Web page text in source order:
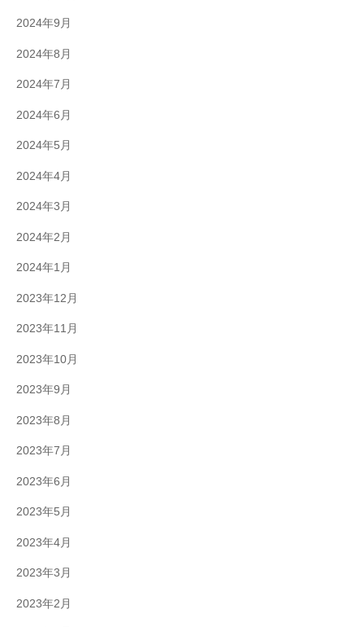
2024年9月
2024年8月
2024年7月
2024年6月
2024年5月
2024年4月
2024年3月
2024年2月
2024年1月
2023年12月
2023年11月
2023年10月
2023年9月
2023年8月
2023年7月
2023年6月
2023年5月
2023年4月
2023年3月
2023年2月